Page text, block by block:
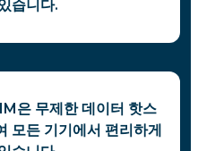
습니다.
은 무제한 데이터 핫스
모든 기기에서 편리하게